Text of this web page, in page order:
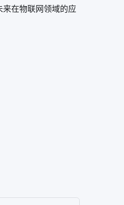
在物联网领域的应